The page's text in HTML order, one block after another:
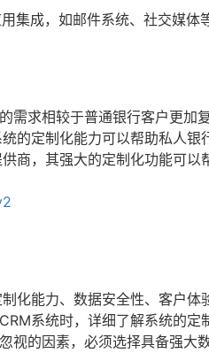
集成，如邮件系统、社交媒体等
需求相较于普通银行客户更加
的定制化能力可以帮助私人
商，其强大的定制化功能可以
化能力、数据安全性、客户
系统时，详细了解系统的
视的因素，必须选择具备强大